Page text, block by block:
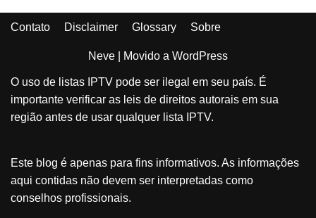
Contato Disclaimer Glossary Sobre
Neve | Movido a WordPress
O uso de listas IPTV pode ser ilegal em seu país. É
importante verificar as leis de direitos autorais em sua
região antes de usar qualquer lista IPTV.
Este blog é apenas para fins informativos. As informações
aqui contidas não devem ser interpretadas como
conselhos profissionais.